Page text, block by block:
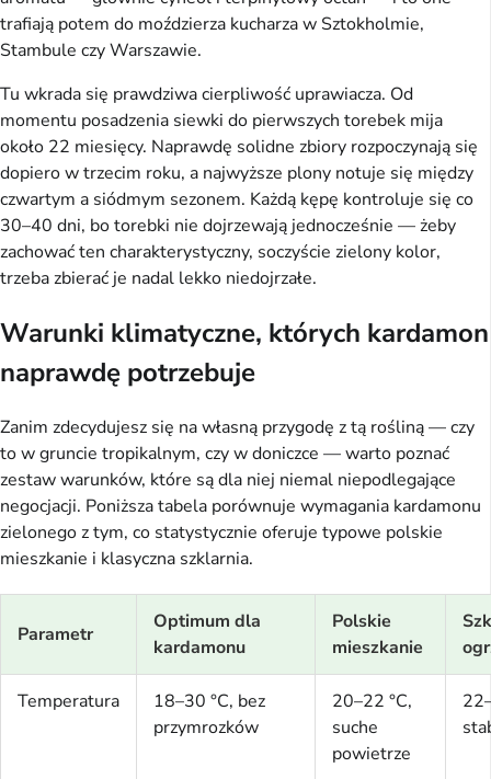
trafiają potem do moździerza kucharza w Sztokholmie,
Stambule czy Warszawie.
Tu wkrada się prawdziwa cierpliwość uprawiacza. Od
momentu posadzenia siewki do pierwszych torebek mija
około 22 miesięcy. Naprawdę solidne zbiory rozpoczynają się
dopiero w trzecim roku, a najwyższe plony notuje się między
czwartym a siódmym sezonem. Każdą kępę kontroluje się co
30–40 dni, bo torebki nie dojrzewają jednocześnie — żeby
zachować ten charakterystyczny, soczyście zielony kolor,
trzeba zbierać je nadal lekko niedojrzałe.
Warunki klimatyczne, których kardamon
naprawdę potrzebuje
Zanim zdecydujesz się na własną przygodę z tą rośliną — czy
to w gruncie tropikalnym, czy w doniczce — warto poznać
zestaw warunków, które są dla niej niemal niepodlegające
negocjacji. Poniższa tabela porównuje wymagania kardamonu
zielonego z tym, co statystycznie oferuje typowe polskie
mieszkanie i klasyczna szklarnia.
Parametr
Optimum dla
kardamonu
Polskie
mieszkanie
Temperatura
18–30 °C, bez
przymrozków
20–22 °C,
suche
powietrze